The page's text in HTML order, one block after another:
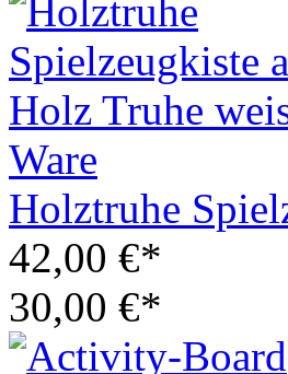
Holztruhe
42,00 €*
30,00 €*